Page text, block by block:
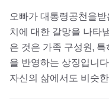
오빠가 대통령공천을
치에 대한 갈망을 나타
은 것은 가족 구성원,
을 반영하는 상징입니
자신의 삶에서도 비슷